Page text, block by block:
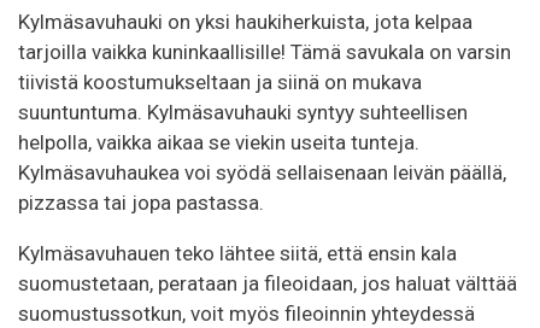
Kylmäsavuhauki on yksi haukiherkuista, jota kelpaa
tarjoilla vaikka kuninkaallisille! Tämä savukala on varsin
tiivistä koostumukseltaan ja siinä on mukava
suuntuntuma. Kylmäsavuhauki syntyy suhteellisen
helpolla, vaikka aikaa se viekin useita tunteja.
Kylmäsavuhaukea voi syödä sellaisenaan leivän päällä,
pizzassa tai jopa pastassa.
Kylmäsavuhauen teko lähtee siitä, että ensin kala
suomustetaan, perataan ja fileoidaan, jos haluat välttää
suomustussotkun, voit myös fileoinnin yhteydessä